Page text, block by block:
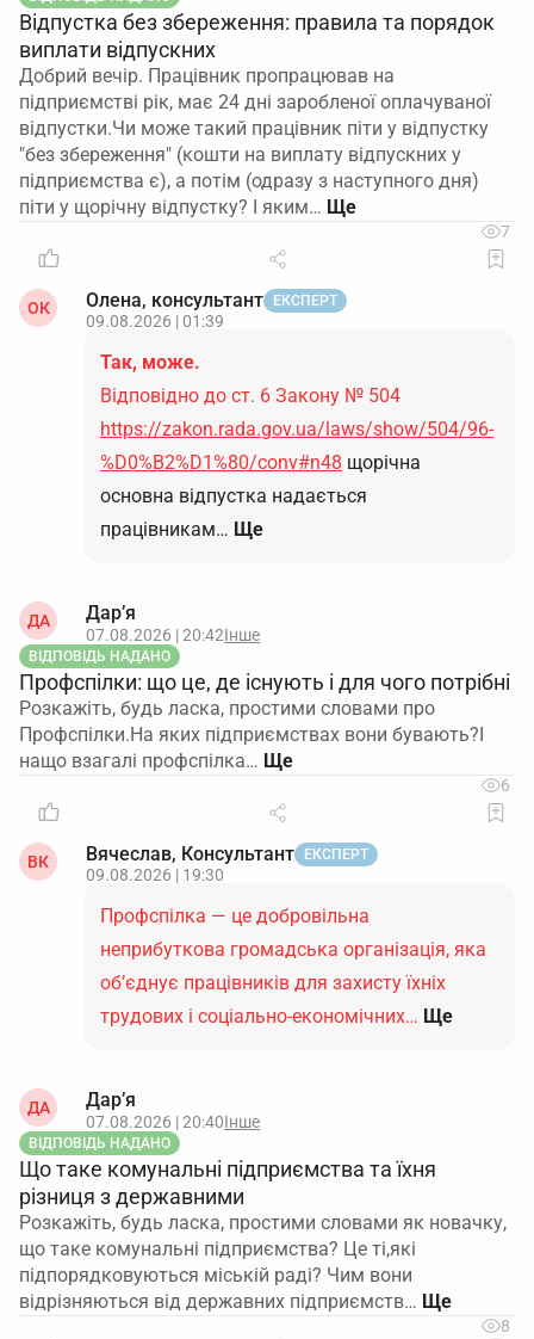
Відпустка без збереження: правила та порядок
виплати відпускних
Добрий вечір. Працівник пропрацював на
підприємстві рік, має 24 дні заробленої оплачуваної
відпустки.Чи може такий працівник піти у відпустку
"без збереження" (кошти на виплату відпускних у
підприємства є), а потім (одразу з наступного дня)
піти у щорічну відпустку? І яким…
7
ОК Олена, консультант ЕКСПЕРТ
09.08.2026 | 01:39
Так, може.
Відповідно до ст. 6 Закону № 504
https://zakon.rada.gov.ua/laws/show/504/96-
%D0%B2%D1%80/conv#n48 щорічна
основна відпустка надається
працівникам… Ще
ДА Дар’я
07.08.2026 | 20:42Інше
ВІДПОВІДЬ НАДАНО
Профспілки: що це, де існують і для чого потрібні
Розкажіть, будь ласка, простими словами про
Профспілки.На яких підприємствах вони бувають?І
нащо взагалі профспілка…
6
ВК Вячеслав, Консультант ЕКСПЕРТ
09.08.2026 | 19:30
Профспілка — це добровільна
неприбуткова громадська організація, яка
об’єднує працівників для захисту їхніх
трудових і соціально-економічних… Ще
ДА Дар’я
07.08.2026 | 20:40Інше
ВІДПОВІДЬ НАДАНО
Що таке комунальні підприємства та їхня
різниця з державними
Розкажіть, будь ласка, простими словами як новачку,
що таке комунальні підприємства? Це ті,які
підпорядковуються міській раді? Чим вони
відрізняються від державних підприємств…
8